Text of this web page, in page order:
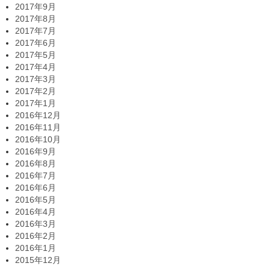
2017年9月
2017年8月
2017年7月
2017年6月
2017年5月
2017年4月
2017年3月
2017年2月
2017年1月
2016年12月
2016年11月
2016年10月
2016年9月
2016年8月
2016年7月
2016年6月
2016年5月
2016年4月
2016年3月
2016年2月
2016年1月
2015年12月